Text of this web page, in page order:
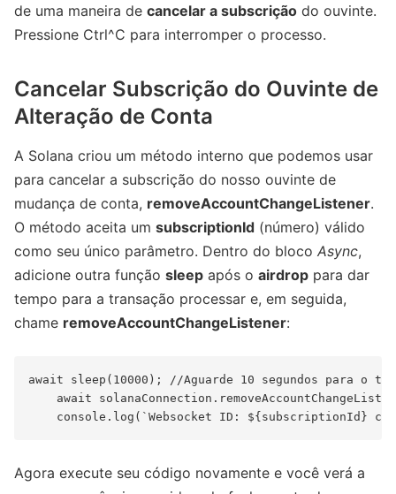
de uma maneira de cancelar a subscrição do ouvinte.
Pressione Ctrl^C para interromper o processo.
Cancelar Subscrição do Ouvinte de
Alteração de Conta
A Solana criou um método interno que podemos usar
para cancelar a subscrição do nosso ouvinte de
mudança de conta, removeAccountChangeListener.
O método aceita um subscriptionId (número) válido
como seu único parâmetro. Dentro do bloco Async,
adicione outra função sleep após o airdrop para dar
tempo para a transação processar e, em seguida,
chame removeAccountChangeListener:
await sleep(10000); //Aguarde 10 segundos para o
await
Agora execute seu código novamente e você verá a